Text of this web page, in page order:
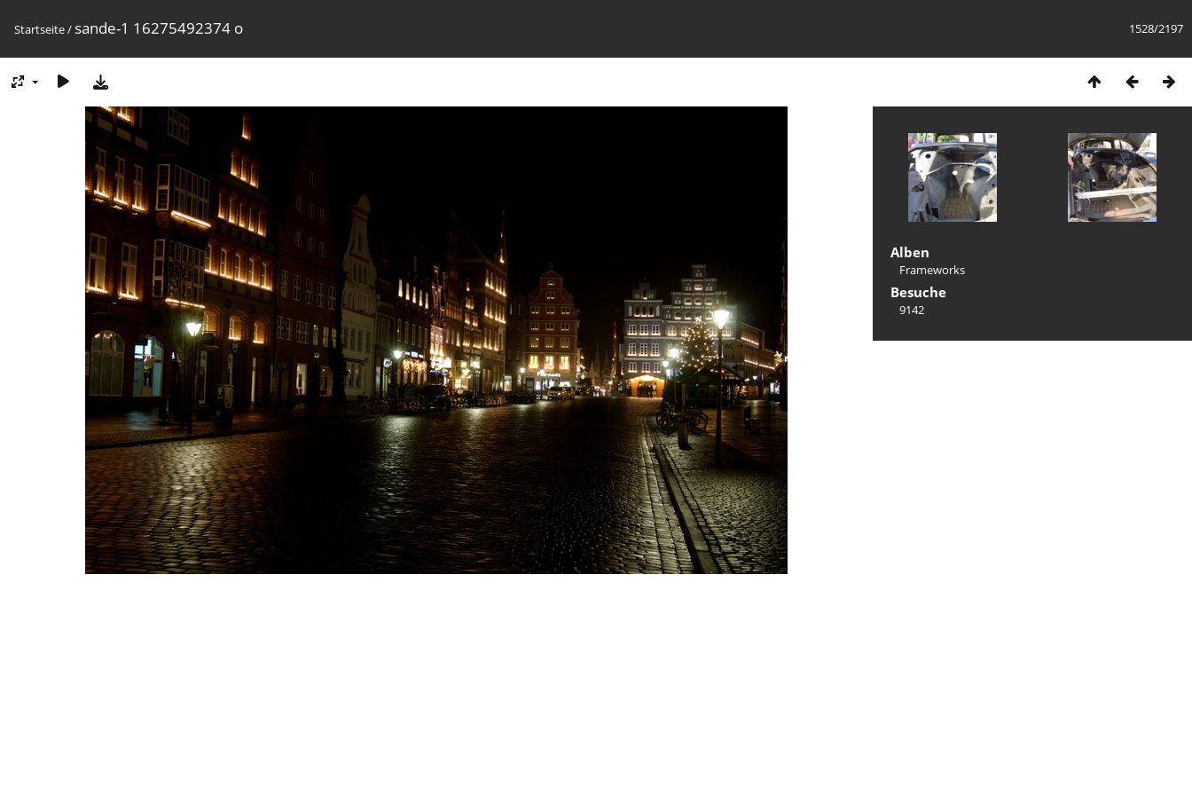
1528/2197
Startseite/ sande-1 16275492374 o
Alben
Frameworks
Besuche
9142